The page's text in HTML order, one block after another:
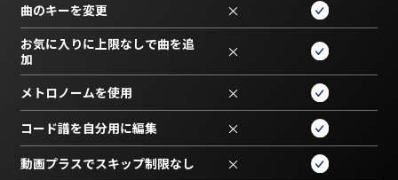
曲のキーを変更 ×
お気に入りに上限なしで曲を追
加
×
メトロノームを使用 ×
コード譜を自分用に編集 ×
動画プラスでスキップ制限なし ×